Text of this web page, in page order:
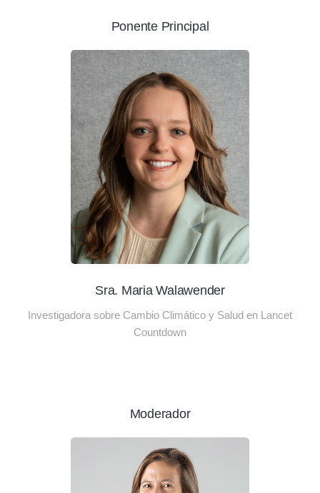
Ponente Principal
Sra. Maria Walawender
Investigadora sobre Cambio Climático y Salud en Lancet
Countdown
Moderador